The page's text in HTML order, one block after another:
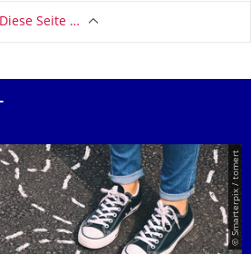
Diese Seite …
© Smarterpix / tomert